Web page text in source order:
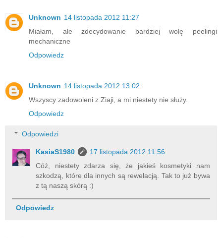
Unknown 14 listopada 2012 11:27
Miałam, ale zdecydowanie bardziej wolę peelingi
mechaniczne
Odpowiedz
Unknown 14 listopada 2012 13:02
Wszyscy zadowoleni z Ziaji, a mi niestety nie służy.
Odpowiedz
Odpowiedzi
KasiaS1980
17 listopada 2012 11:56
Cóż, niestety zdarza się, że jakieś kosmetyki nam
szkodzą, które dla innych są rewelacją. Tak to już bywa
z tą naszą skórą :)
Odpowiedz